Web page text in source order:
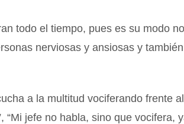
todo el tiempo, pues es su modo
nerviosas y ansiosas y
a la multitud vociferando frente
“Mi jefe no habla, sino que vocifera,